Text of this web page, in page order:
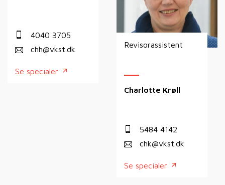
4040 3705
chh@vkst.dk
Se specialer
Revisorassistent
Charlotte Krøll
5484 4142
chk@vkst.dk
Se specialer